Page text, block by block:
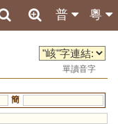
粵
普
單讀音字
簡